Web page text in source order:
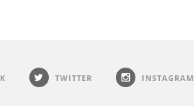
TWITTER INSTAGRAM